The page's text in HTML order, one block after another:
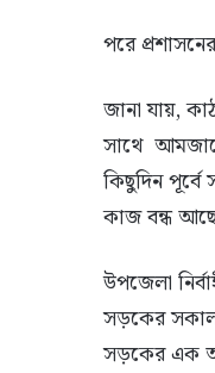
পরে
জানা যায়,
সাথে
কিছুদিন
কাজ বন্ধ
উপজেলা
সড়কের সকাল
সড়কের এক